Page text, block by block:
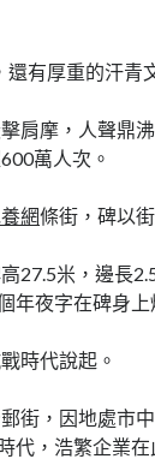
有厚重的汗青
肩摩，人聲鼎
萬人次。
網條街，碑以
27.5米，邊長
年夜字在碑身上
時代說起。
街，因地處市
代，浩繁企業